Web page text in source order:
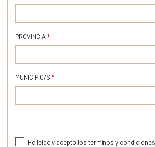
PROVINCIA *
MUNICIPIO/S *
He leído y acepto los términos y condiciones